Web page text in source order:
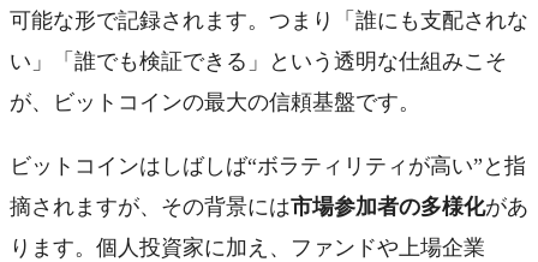
可能な形で記録されます。つまり「誰にも支配されな
い」「誰でも検証できる」という透明な仕組みこそ
が、ビットコインの最大の信頼基盤です。
ビットコインはしばしば“ボラティリティが高い”と指
摘されますが、その背景には市場参加者の多様化があ
ります。個人投資家に加え、ファンドや上場企業